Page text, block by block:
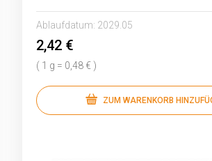
Ablaufdatum: 2029.05
2,42 €
( 1 g = 0,48 € )
ZUM WARENKORB